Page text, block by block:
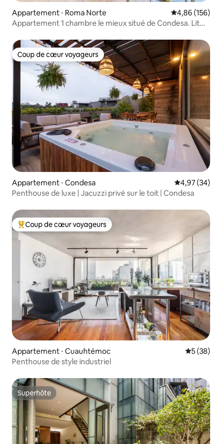
Appartement ⋅ Roma Norte Évaluation
4,86 (156)
Appartement 1 chambre le mieux situé de Condesa. Lit
Coup de cœur voyageurs
Coup de cœur voyageurs
Appartement ⋅ Condesa Évaluation
4,97 (34)
Penthouse de luxe | Jacuzzi privé sur le toit | Condesa
Coups de cœur voyageurs les plus appréciés
Coup de cœur voyageurs
Appartement ⋅ Cuauhtémoc
5 (38)
Penthouse de style industriel
Superhôte
Superhôte